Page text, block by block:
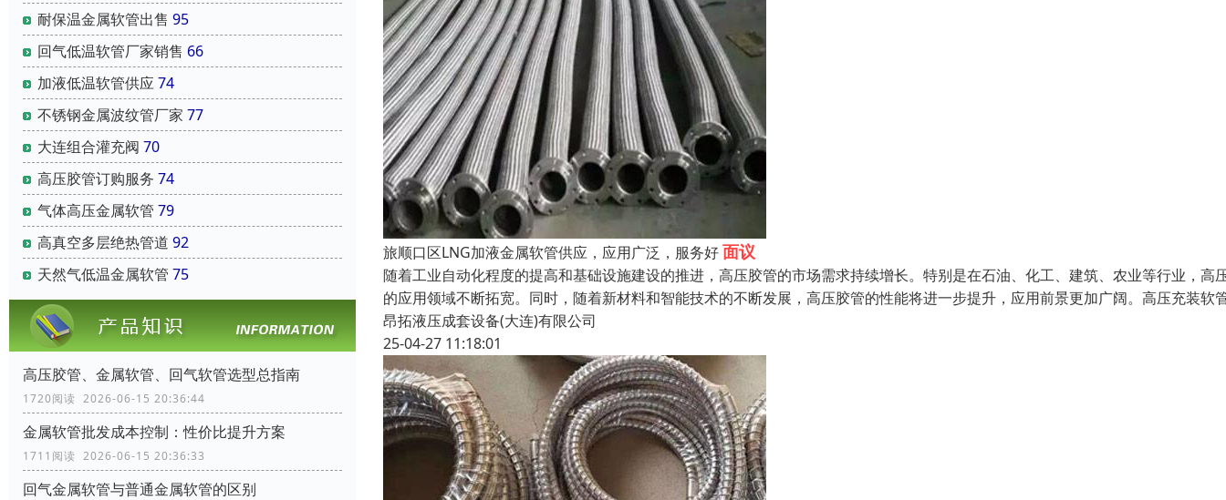
耐保温金属软管出售 95
回气低温软管厂家销售 66
加液低温软管供应74
不锈钢金属波纹管厂家 77
大连组合灌充阀 70
高压胶管订购服务 74
气体高压金属软管 79
高真空多层绝热管道 92
天然气低温金属软管 75
高压胶管、金属软管、回气软管选型总指南
1720阅读 2026-06-15 20:36:44
金属软管批发成本控制：性价比提升方案
1711阅读 2026-06-15 20:36:33
回气金属软管与普通金属软管的区别
旅顺口区LNG加液金属软管供应，应用广泛，服务好面议
随着工业自动化程度的提高和基础设施建设的推进，高压胶管的市场需求持续增长。特别是在石油、化工、建筑、农业等行业，高
的应用领域不断拓宽。同时，随着新材料和智能技术的不断发展，高压胶管的性能将进一步提升，应用前景更加广阔。高压充装软
昂拓液压成套设备(大连)有限公司
25-04-27 11:18:01